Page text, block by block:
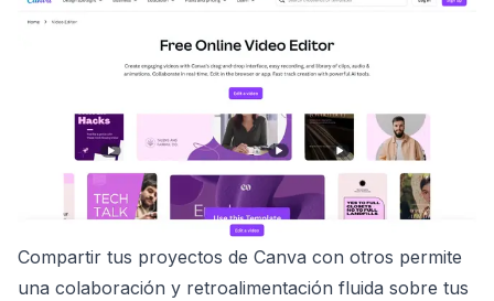
Compartir tus proyectos de Canva con otros permite
una colaboración y retroalimentación fluida sobre tus